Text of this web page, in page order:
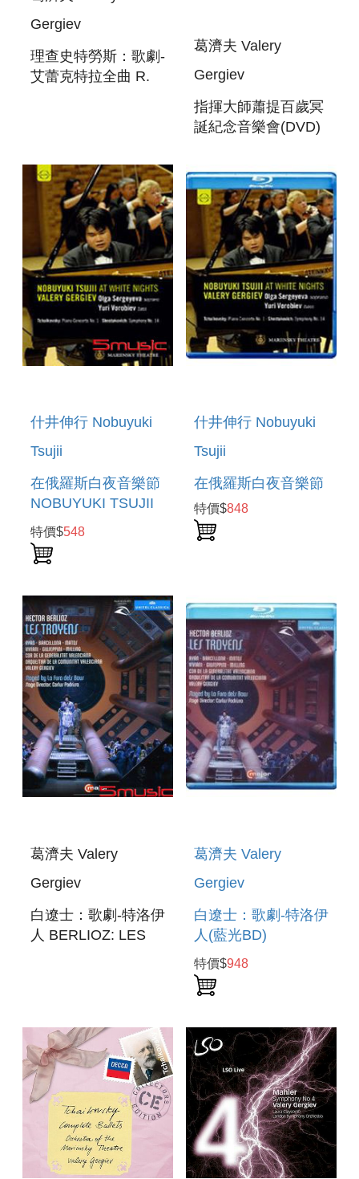
Gergiev
理查史特勞斯：歌劇-
艾蕾克特拉全曲 R.
葛濟夫 Valery
Gergiev
指揮大師蕭提百歲冥
誕紀念音樂會(DVD)
什井伸行 Nobuyuki
Tsujii
在俄羅斯白夜音樂節
NOBUYUKI TSUJII
AT WHITE NIGHTS
特價$548
什井伸行 Nobuyuki
Tsujii
在俄羅斯白夜音樂節
特價$848
葛濟夫 Valery
Gergiev
白遼士：歌劇-特洛伊
人 BERLIOZ: LES
葛濟夫 Valery
Gergiev
白遼士：歌劇-特洛伊
人(藍光BD)
BERLIOZ: LES
TROYENS
特價$948